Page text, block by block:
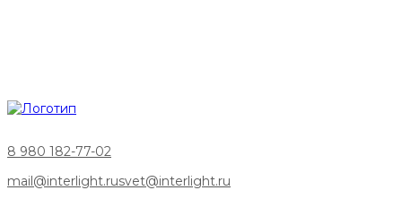
8 980 182-77-02
mail@interlight.rusvet@interlight.ru